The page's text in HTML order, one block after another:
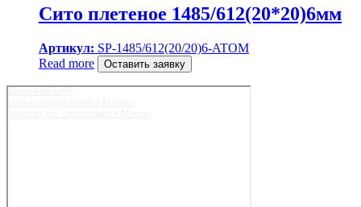
Сито плетеное 1485/612(20*20)6мм
Артикул: SP-1485/612(20/20)6-ATOM
Read more
Оставить заявку